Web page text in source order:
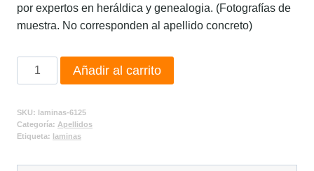
por expertos en heráldica y genealogia. (Fotografías de
muestra. No corresponden al apellido concreto)
Añadir al carrito
SKU: laminas-6125
Categoría: Apellidos
Etiqueta: laminas